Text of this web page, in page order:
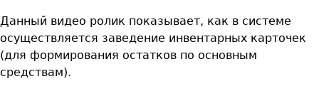
Данный видео ролик показывает, как в системе
осуществляется заведение инвентарных карточек
(для формирования остатков по основным
средствам).